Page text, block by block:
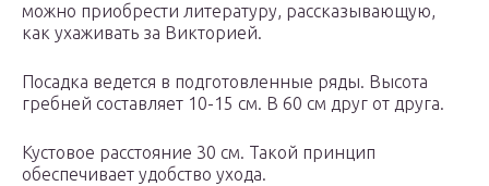
можно приобрести литературу, рассказывающую,
как ухаживать за Викторией.
Посадка ведется в подготовленные ряды. Высота
гребней составляет 10-15 см. В 60 см друг от друга.
Кустовое расстояние 30 см. Такой принцип
обеспечивает удобство ухода.